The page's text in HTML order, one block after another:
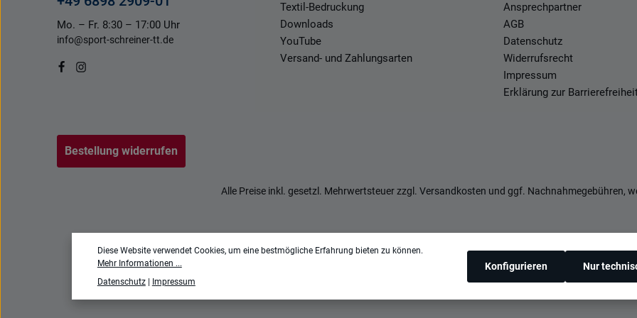
Mo. – Fr. 8:30 – 17:00 Uhr
info@sport-schreiner-tt.de
Textil-Bedruckung
Downloads
YouTube
Versand- und Zahlungsarten
Ansprechpartner
AGB
Datenschutz
Widerrufsrecht
Impressum
Erklärung zur
Bestellung widerrufen
Alle Preise inkl. gesetzl. Mehrwertsteuer zzgl. Versandkosten und ggf. Nachnahmegebühren,
Diese Website verwendet Cookies, um eine bestmögliche Erfahrung bieten zu können.
Mehr Informationen ...
Datenschutz| Impressum
Nur
Konfigurieren